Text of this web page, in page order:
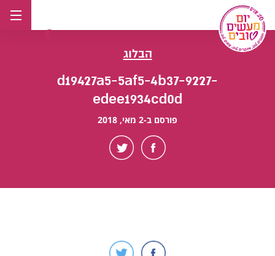
לתוכן
הבלוג
d19427a5-5af5-4b37-9227-
edee1934cd0d
פורסם ב-2 מאי, 2018